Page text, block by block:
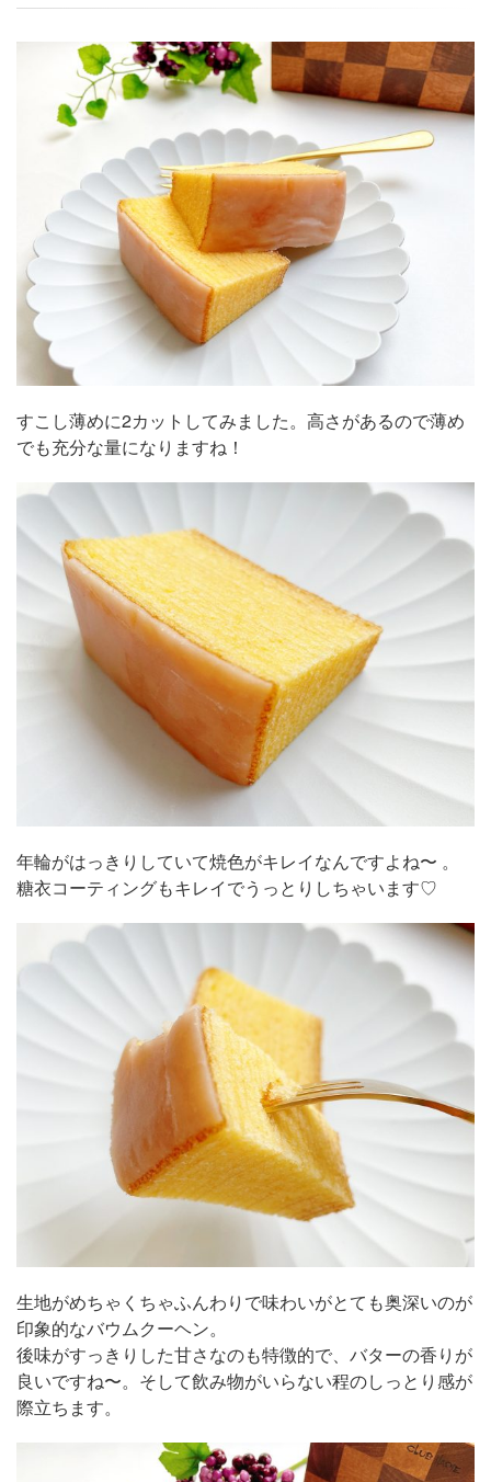
すこし薄めに2カットしてみました。高さがあるので薄め
でも充分な量になりますね！
年輪がはっきりしていて焼色がキレイなんですよね〜 。
糖衣コーティングもキレイでうっとりしちゃいます♡
生地がめちゃくちゃふんわりで味わいがとても奥深いのが
印象的なバウムクーヘン。
後味がすっきりした甘さなのも特徴的で、バターの香りが
良いですね〜。そして飲み物がいらない程のしっとり感が
際立ちます。